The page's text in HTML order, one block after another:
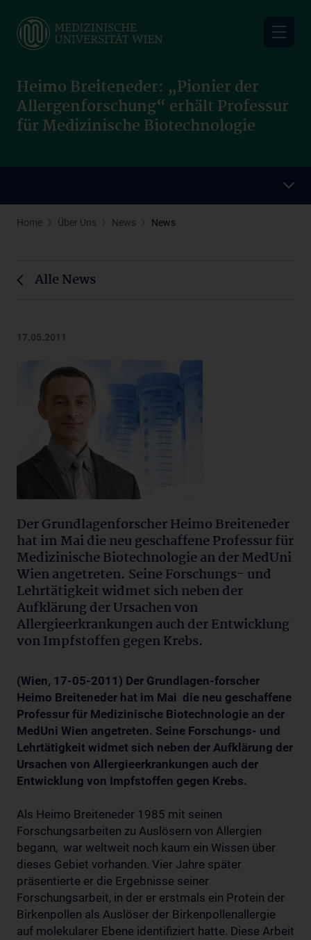
main
Heimo Breiteneder: „Pionier der
Allergenforschung“ erhält Professur
für Medizinische Biotechnologie
Home Über Uns News News
Alle News
17.05.2011
Der Grundlagenforscher Heimo Breiteneder
hat im Mai die neu geschaffene Professur für
Medizinische Biotechnologie an der MedUni
Wien angetreten. Seine Forschungs- und
Lehrtätigkeit widmet sich neben der
Aufklärung der Ursachen von
Allergieerkrankungen auch der Entwicklung
von Impfstoffen gegen Krebs.
(Wien, 17-05-2011) Der Grundlagen-forscher
Heimo Breiteneder hat im Mai die neu geschaffene
Professur für Medizinische Biotechnologie an der
MedUni Wien angetreten. Seine Forschungs- und
Lehrtätigkeit widmet sich neben der Aufklärung der
Ursachen von Allergieerkrankungen auch der
Entwicklung von Impfstoffen gegen Krebs.
Als Heimo Breiteneder 1985 mit seinen
Forschungsarbeiten zu Auslösern von Allergien
begann, war weltweit noch kaum ein Wissen über
dieses Gebiet vorhanden. Vier Jahre später
präsentierte er die Ergebnisse seiner
Forschungsarbeit, in der er erstmals ein Protein der
Birkenpollen als Auslöser der Birkenpollenallergie
auf molekularer Ebene identifiziert hatte. Diese Arbeit